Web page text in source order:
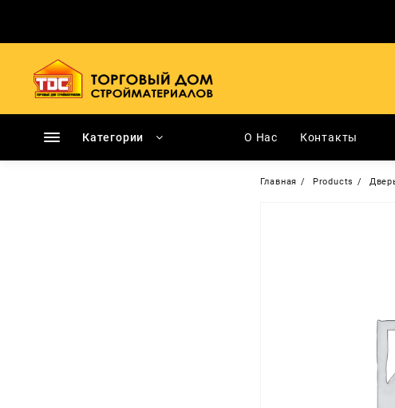
содержимому
Категории О Нас Контакты
Главная Products